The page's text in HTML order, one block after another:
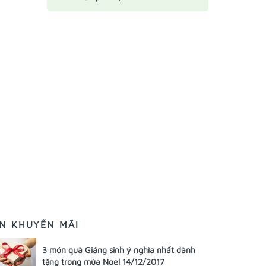
KHUYẾN MÃI
3 món quà Giáng sinh ý nghĩa nhất dành
tặng trong mùa Noel 14/12/2017